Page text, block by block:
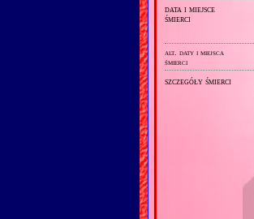
data i miejsce
śmierci
alt. daty i miejsca
śmierci
szczegóły śmierci